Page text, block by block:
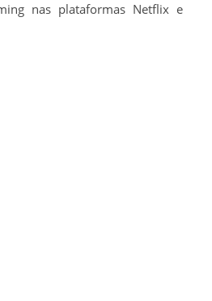
nas plataformas Netflix e